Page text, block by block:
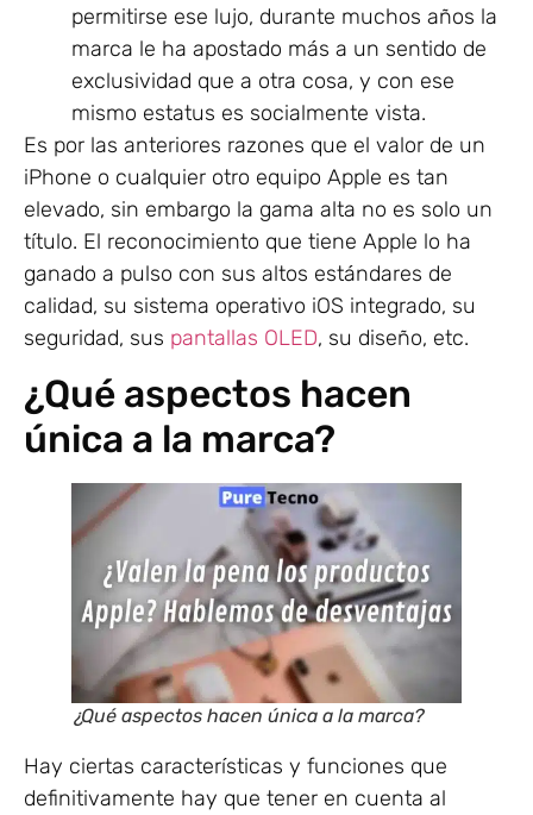
permitirse ese lujo, durante muchos años la
marca le ha apostado más a un sentido de
exclusividad que a otra cosa, y con ese
mismo estatus es socialmente vista.
Es por las anteriores razones que el valor de un
iPhone o cualquier otro equipo Apple es tan
elevado, sin embargo la gama alta no es solo un
título. El reconocimiento que tiene Apple lo ha
ganado a pulso con sus altos estándares de
calidad, su sistema operativo iOS integrado, su
seguridad, sus pantallas OLED, su diseño, etc.
¿Qué aspectos hacen
única a la marca?
¿Qué aspectos hacen única a la marca?
Hay ciertas características y funciones que
definitivamente hay que tener en cuenta al